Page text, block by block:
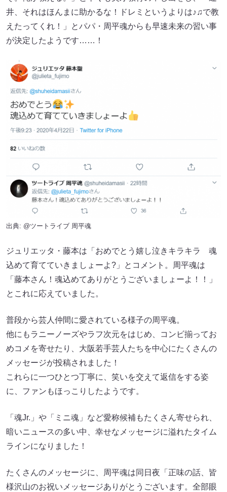
井、それはほんまに助かるな！ドレミというよりは♪♫で教
えたってくれ！」とパパ・周平魂からも早速未来の習い事
が決定したようです……！
出典: @ツートライブ 周平魂
ジュリエッタ・藤本は「おめでとう嬉し泣きキラキラ 魂
込めて育てていきましょーよ?」とコメント。周平魂は
「藤本さん！魂込めてありがとうございましょーよ！！」
とこれに応えていました。
普段から芸人仲間に愛されている様子の周平魂。
他にもラニーノーズやラフ次元をはじめ、コンビ揃ってお
めコメを寄せたり、大阪若手芸人たちを中心にたくさんの
メッセージが投稿されました！
これらに一つひとつ丁寧に、笑いを交えて返信をする姿
に、ファンもほっこりしたようです。
「魂Jr.」や「ミニ魂」など愛称候補もたくさん寄せられ、
暗いニュースの多い中、幸せなメッセージに溢れたタイム
ラインになりました！
たくさんのメッセージに、周平魂は同日夜「正味の話、皆
様沢山のお祝いメッセージありがとうございます。全部眼